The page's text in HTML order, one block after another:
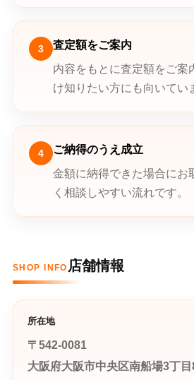
3
査定額をご案内
内容をもとに査定額をご案
け知りたい方にも向いてい
4
ご納得のうえ成立
金額に納得できた場合にお
く相談しやすい流れです。
SHOP INFO 店舗情報
所在地
〒542-0081
大阪府大阪市中央区南船場3丁